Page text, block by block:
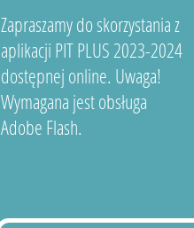
Zapraszamy do skorzystania z
aplikacji PIT PLUS 2023-2024
dostępnej online. Uwaga!
Wymagana jest obsługa
Adobe Flash.